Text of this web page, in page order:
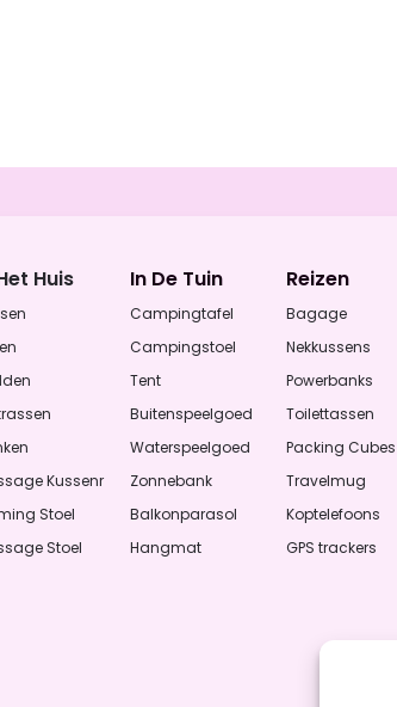
Huis
Kussenr
Stoel
Stoel
In De Tuin
Campingtafel
Campingstoel
Tent
Buitenspeelgoed
Waterspeelgoed
Zonnebank
Balkonparasol
Hangmat
Reizen
Bagage
Nekkussens
Powerbanks
Toilettassen
Packing Cubes
Travelmug
Koptelefoons
GPS trackers